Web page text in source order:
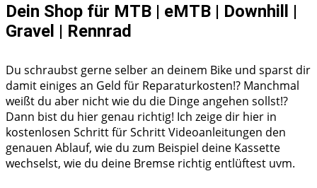
Dein Shop für MTB | eMTB | Downhill |
Gravel | Rennrad
Du schraubst gerne selber an deinem Bike und sparst dir
damit einiges an Geld für Reparaturkosten!? Manchmal
weißt du aber nicht wie du die Dinge angehen sollst!?
Dann bist du hier genau richtig! Ich zeige dir hier in
kostenlosen Schritt für Schritt Videoanleitungen den
genauen Ablauf, wie du zum Beispiel deine Kassette
wechselst, wie du deine Bremse richtig entlüftest uvm.